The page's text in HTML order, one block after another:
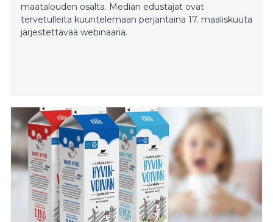
maatalouden osalta. Median edustajat ovat
tervetulleita kuuntelemaan perjantaina 17. maaliskuuta
järjestettävää webinaaria.